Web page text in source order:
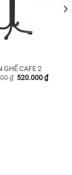
GHẾ CAFE 2
₫ Giá
520.000₫Giá
hiện